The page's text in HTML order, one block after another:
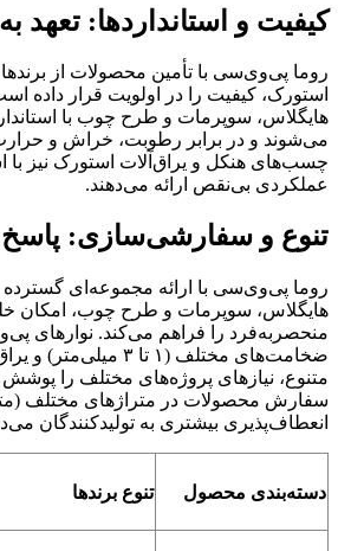
کیفیت و استانداردها: تعهد
روما پی‌وی‌سی با تأمین محصولات از
استورک، کیفیت را در اولویت قرار داده
هایگلاس، سوپرمات و طرح چوب با
می‌شوند و در برابر رطوبت، خراش و حرارت
چسب‌های هنکل و یراق‌آلات استورک نیز با
عملکردی بی‌نقص ارائه می‌دهند.
تنوع و سفارشی‌سازی: پاسخ
روما پی‌وی‌سی با ارائه مجموعه‌ای
هایگلاس، سوپرمات و طرح چوب، امکان
منحصربه‌فرد را فراهم می‌کند. نوارهای
ضخامت‌های مختلف (۱ تا ۳
متنوع، نیازهای پروژه‌های مختلف را
سفارش محصولات در متراژهای مختلف
انعطاف‌پذیری بیشتری به تولیدکنندگان
دسته‌بندی محصول تنوع برندها